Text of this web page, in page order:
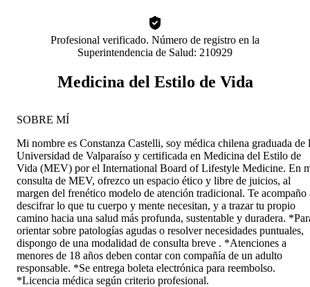
Profesional verificado. Número de registro en la
Superintendencia de Salud: 210929
Medicina del Estilo de Vida
SOBRE MÍ
Mi nombre es Constanza Castelli, soy médica chilena graduada de
Universidad de Valparaíso y certificada en Medicina del Estilo de
Vida (MEV) por el International Board of Lifestyle Medicine. En
consulta de MEV, ofrezco un espacio ético y libre de juicios, al
margen del frenético modelo de atención tradicional. Te acompaño
descifrar lo que tu cuerpo y mente necesitan, y a trazar tu propio
camino hacia una salud más profunda, sustentable y duradera.
orientar sobre patologías agudas o resolver necesidades puntuales,
dispongo de una modalidad de consulta breve . *Atenciones a
menores de 18 años deben contar con compañía de un adulto
responsable. *Se entrega boleta electrónica para reembolso.
*Licencia médica según criterio profesional.